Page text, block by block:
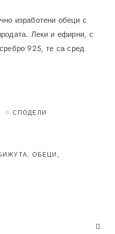
изработени обеци с
Леки и ефирни, с
925, те са сред
СПОДЕЛИ
,ОБЕЦИ,